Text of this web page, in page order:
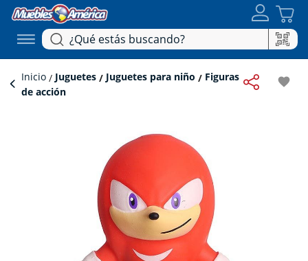
Inicio Juguetes Juguetes para niño Figuras
de acción
favorite